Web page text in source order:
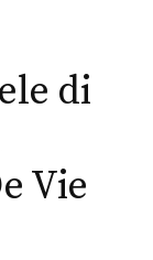
di
Vie